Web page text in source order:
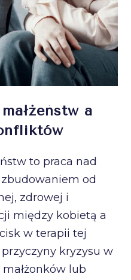
a
to praca nad
od
zdrowej i
między kobietą a
w terapii tej
przyczyny kryzysu w
lub